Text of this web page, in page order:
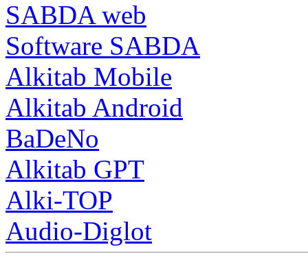
SABDA web
Software SABDA
Alkitab Mobile
Alkitab Android
BaDeNo
Alkitab GPT
Alki-TOP
Audio-Diglot